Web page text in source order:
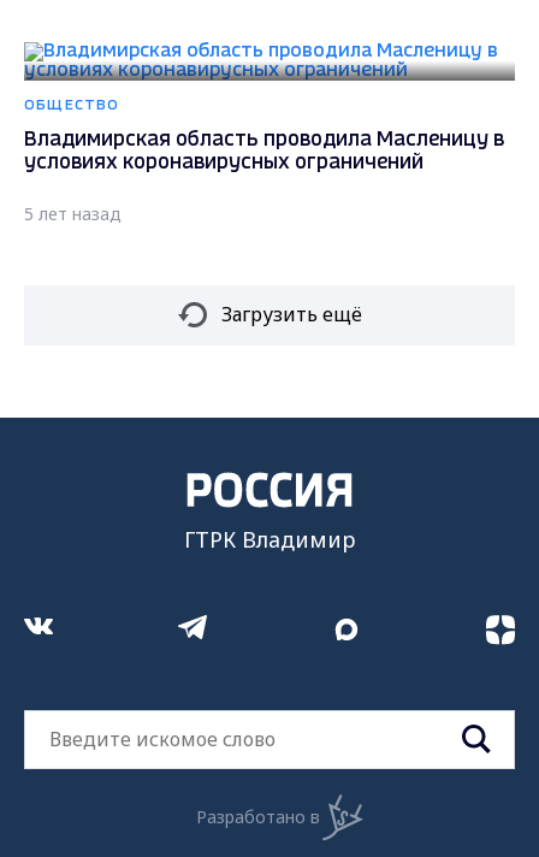
ОБЩЕСТВО
Владимирская область проводила Масленицу в
условиях коронавирусных ограничений
5 лет назад
Загрузить ещё
ГТРК Владимир
Разработано в